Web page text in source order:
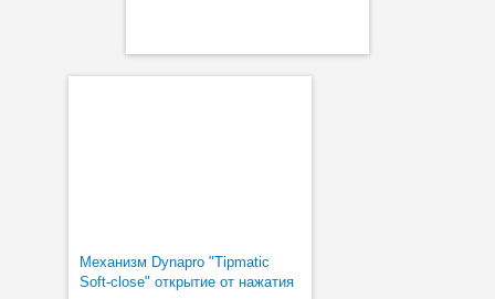
Механизм Dynapro "Tipmatic
Soft-close" открытие от нажатия